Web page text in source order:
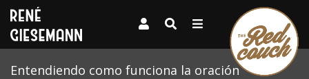
Entendiendo como funciona la oración